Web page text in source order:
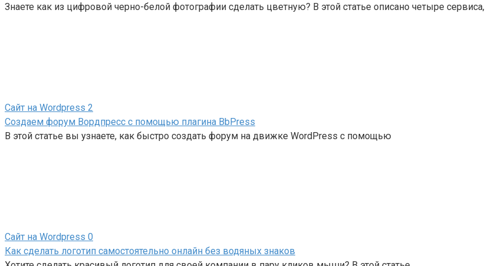
Знаете как из цифровой черно-белой фотографии сделать цветную? В этой статье описано четыре сервиса,
Сайт на Wordpress 2
Создаем форум Вордпресс с помощью плагина BbPress
В этой статье вы узнаете, как быстро создать форум на движке WordPress с помощью
Сайт на Wordpress 0
Как сделать логотип самостоятельно онлайн без водяных знаков